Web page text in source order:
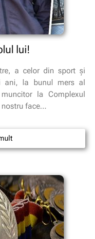
lui!
a celor din sport şi
ani, la bunul mers al
la Complexul
nostru face…